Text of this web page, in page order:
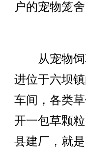
户的宠物笼舍
从宠物饲
进位于六坝
车间，各类
开一包草颗
县建厂，就